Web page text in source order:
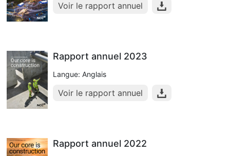
Voir le rapport annuel
Rapport annuel 2023
Langue: Anglais
Voir le rapport annuel
Rapport annuel 2022